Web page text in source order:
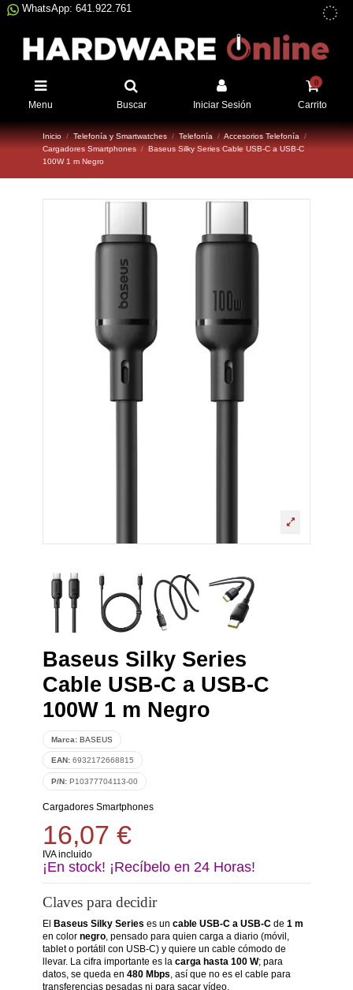
WhatsApp: 641.922.761
Menu Buscar Iniciar Sesión
0
Carrito
Inicio Telefonía y Smartwatches Telefonía
Accesorios Telefonía
Cargadores Smartphones
Baseus Silky Series Cable USB-C a USB-C
100W 1 m Negro
Baseus Silky Series
Cable USB-C a USB-C
100W 1 m Negro
Marca: BASEUS
EAN: 6932172668815
P/N: P10377704113-00
Cargadores Smartphones
16,07 €
IVA incluido
¡En stock! ¡Recíbelo en 24 Horas!
Claves para decidir
El Baseus Silky Series es un cable USB-C a USB-Cde 1 m
en color negro, pensado para quien carga a diario (móvil,
tablet o portátil con USB-C) y quiere un cable cómodo de
llevar. La cifra importante es la carga hasta 100 W; para
datos, se queda en 480 Mbps, así que no es el cable para
transferencias pesadas ni para sacar vídeo.